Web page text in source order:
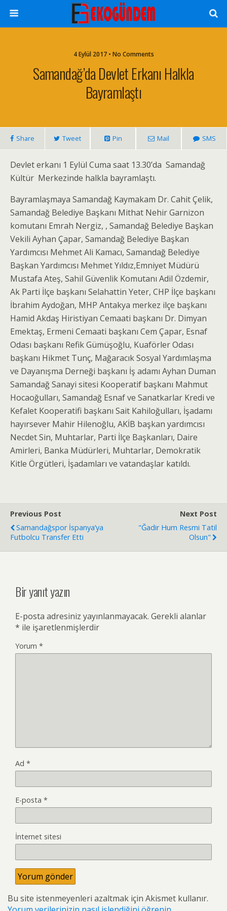
4 Eylül 2017 • No Comments
Samandağ’da Devlet Erkanı Halkla
Bayramlaştı
Share Tweet Pin Mail SMS
Devlet erkanı 1 Eylül Cuma saat 13.30’da Samandağ
Kültür Merkezinde halkla bayramlaştı.
Bayramlaşmaya Samandağ Kaymakam Dr. Cahit Çelik,
Samandağ Belediye Başkanı Mithat Nehir Garnizon
komutanı Emrah Nergiz, , Samandağ Belediye Başkan
Vekili Ayhan Çapar, Samandağ Belediye Başkan
Yardımcısı Mehmet Ali Kamacı, Samandağ Belediye
Başkan Yardımcısı Mehmet Yıldız,Emniyet Müdürü
Mustafa Ateş, Sahil Güvenlik Komutanı Adil Özdemir,
Ak Parti İlçe başkanı Selahattin Yeter, CHP İlçe başkanı
İbrahim Aydoğan, MHP Antakya merkez ilçe başkanı
Hamid Akdaş Hiristiyan Cemaati başkanı Dr. Dimyan
Emektaş, Ermeni Cemaati başkanı Cem Çapar, Esnaf
Odası başkanı Refik Gümüşoğlu, Kuaförler Odası
başkanı Hikmet Tunç, Mağaracık Sosyal Yardımlaşma
ve Dayanışma Derneği başkanı İş adamı Ayhan Duman
Samandağ Sanayi sitesi Kooperatif başkanı Mahmut
Hocaoğulları, Samandağ Esnaf ve Sanatkarlar Kredi ve
Kefalet Kooperatifi başkanı Sait Kahiloğulları, İşadamı
hayırsever Mahir Hilenoğlu, AKİB başkan yardımcısı
Necdet Sin, Muhtarlar, Parti İlçe Başkanları, Daire
Amirleri, Banka Müdürleri, Muhtarlar, Demokratik
Kitle Örgütleri, İşadamları ve vatandaşlar katıldı.
Previous Post
Samandağspor İspanya’ya
Futbolcu Transfer Etti
Next Post
"Ğadir Hum Resmi Tatil
Olsun"
Bir yanıt yazın
E-posta adresiniz yayınlanmayacak. Gerekli alanlar
* ile işaretlenmişlerdir
Yorum *
Ad *
E-posta *
İnternet sitesi
Bu site istenmeyenleri azaltmak için Akismet kullanır.